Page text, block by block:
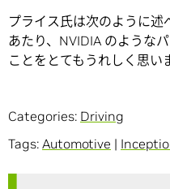
プライス氏は次のように述
あたり、NVIDIA のような
ことをとてもうれしく思い
Categories: Driving
Tags: Automotive |